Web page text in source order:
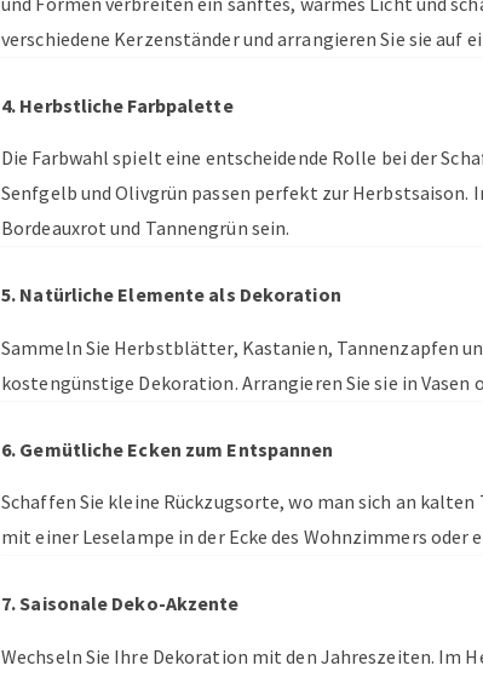
verschiedene Kerzenständer und arrangieren Sie sie auf
4. Herbstliche Farbpalette
Die Farbwahl spielt eine entscheidende Rolle bei der
Senfgelb und Olivgrün passen perfekt zur Herbstsaison.
Bordeauxrot und Tannengrün sein.
5. Natürliche Elemente als Dekoration
Sammeln Sie Herbstblätter, Kastanien, Tannenzapfen
kostengünstige Dekoration. Arrangieren Sie sie in Vasen
6. Gemütliche Ecken zum Entspannen
Schaffen Sie kleine Rückzugsorte, wo man sich an
mit einer Leselampe in der Ecke des Wohnzimmers
7. Saisonale Deko-Akzente
Wechseln Sie Ihre Dekoration mit den Jahreszeiten. Im